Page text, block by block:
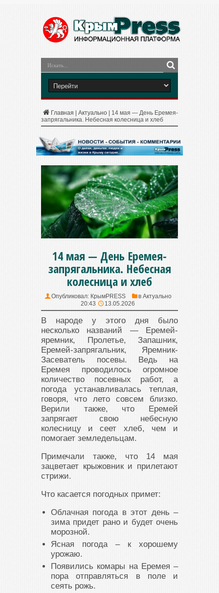
Главная Актуально
14 мая — День Еремея-
запрягальника. Небесная колесница и хлеб
14 мая — День Еремея-
запрягальника. Небесная
колесница и хлеб
Опубликовал: КрымPRESS в Актуально
20:43
13.05.2026
В народе у этого дня было
несколько названий — Еремей-
яремник, Пролетье, Запашник,
Еремей-запрягальник, Яремник-
Засеватель посевы. Ведь на
Еремея проводилось огромное
количество посевных работ, а
погода устанавливалась теплая,
говоря, что лето совсем близко.
Верили также, что Еремей
запрягает свою небесную
колесницу и сеет хлеб, чем и
помогает земледельцам.
Примечали также, что 14 мая
зацветает крыжовник и прилетают
стрижи.
Что касается погодных примет:
Облачная погода в этот день –
зима придет рано и будет очень
морозной.
Ясная погода – к хорошему
урожаю.
Появились комары на Еремея –
пора отправляться в поле и
сеять рожь.